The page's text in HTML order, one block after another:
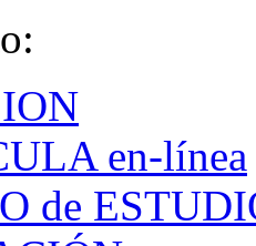
en-línea
de